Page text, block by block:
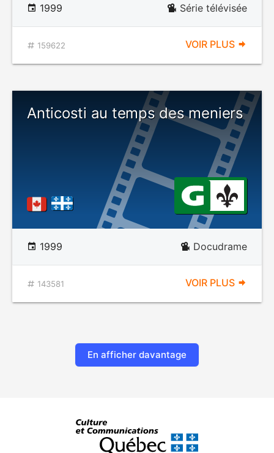
1999 Série télévisée
159622 VOIR PLUS
Anticosti au temps des meniers
1999 Docudrame
143581 VOIR PLUS
En afficher davantage